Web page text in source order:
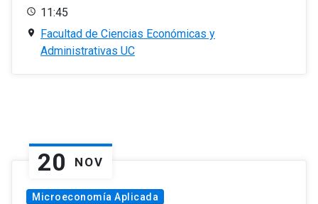
11:45
Facultad de Ciencias Económicas y
Administrativas UC
20 NOV
Microeconomía Aplicada